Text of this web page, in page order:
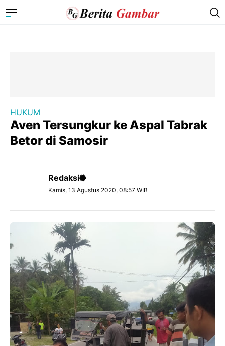
HUKUM
Aven Tersungkur ke Aspal Tabrak
Betor di Samosir
Redaksi
Kamis, 13 Agustus 2020, 08:57 WIB